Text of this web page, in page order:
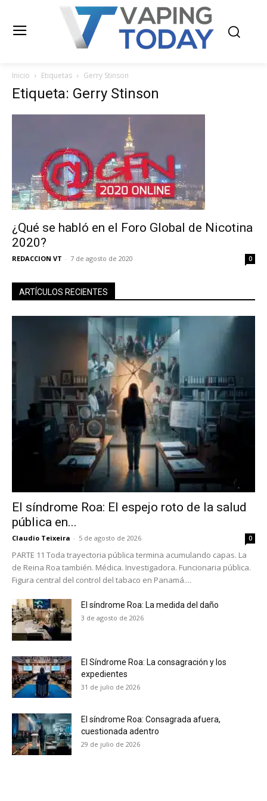
No te pierdas de las
Inicio Etiquetas Gerry Stinson
Etiqueta: Gerry Stinson
¿Qué se habló en el Foro Global de Nicotina
2020?
REDACCION VT - 7 de agosto de 2020 0
ARTÍCULOS RECIENTES
El síndrome Roa: El espejo roto de la salud
pública en...
Claudio Teixeira - 5 de agosto de 2026 0
PARTE 11 Toda trayectoria pública termina acumulando capas. La
de Reina Roa también. Médica. Investigadora. Funcionaria pública.
Figura central del control del tabaco en Panamá....
El síndrome Roa: La medida del daño
3 de agosto de 2026
El Síndrome Roa: La consagración y los
expedientes
31 de julio de 2026
El síndrome Roa: Consagrada afuera,
cuestionada adentro
29 de julio de 2026